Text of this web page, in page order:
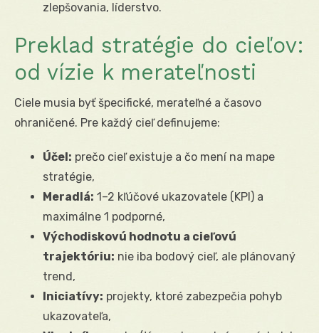
zlepšovania, líderstvo.
Preklad stratégie do cieľov:
od vízie k merateľnosti
Ciele musia byť špecifické, merateľné a časovo
ohraničené. Pre každý cieľ definujeme:
Účel: prečo cieľ existuje a čo mení na mape
stratégie,
Meradlá: 1–2 kľúčové ukazovatele (KPI) a
maximálne 1 podporné,
Východiskovú hodnotu a cieľovú
trajektóriu: nie iba bodový cieľ, ale plánovaný
trend,
Iniciatívy: projekty, ktoré zabezpečia pohyb
ukazovateľa,